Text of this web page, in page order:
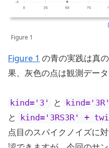
Figure 1
Figure 1 の青の実践は真
果、灰色の点は観測データ
kind='3' と kind='3R'
と kind='3RS3R' +
点目のスパイクノイズに